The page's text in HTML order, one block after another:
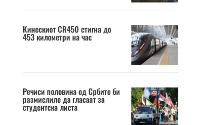
Кинескиот CR450 стигна до
453 километри на час
Речиси половина од Србите би
размислиле да гласаат за
студентска листа